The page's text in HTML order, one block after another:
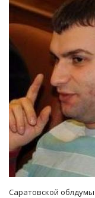
Саратовской